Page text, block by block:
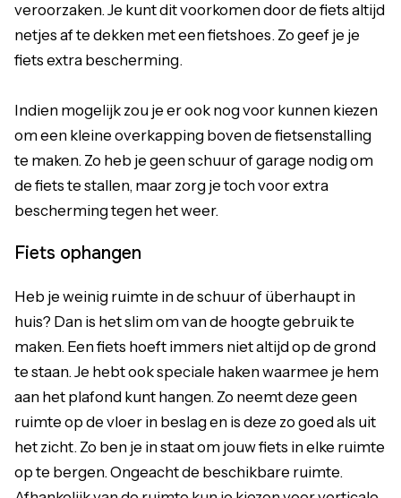
veroorzaken. Je kunt dit voorkomen door de fiets altijd
netjes af te dekken met een fietshoes. Zo geef je je
fiets extra bescherming.
Indien mogelijk zou je er ook nog voor kunnen kiezen
om een kleine overkapping boven de fietsenstalling
te maken. Zo heb je geen schuur of garage nodig om
de fiets te stallen, maar zorg je toch voor extra
bescherming tegen het weer.
Fiets ophangen
Heb je weinig ruimte in de schuur of überhaupt in
huis? Dan is het slim om van de hoogte gebruik te
maken. Een fiets hoeft immers niet altijd op de grond
te staan. Je hebt ook speciale haken waarmee je hem
aan het plafond kunt hangen. Zo neemt deze geen
ruimte op de vloer in beslag en is deze zo goed als uit
het zicht. Zo ben je in staat om jouw fiets in elke ruimte
op te bergen. Ongeacht de beschikbare ruimte.